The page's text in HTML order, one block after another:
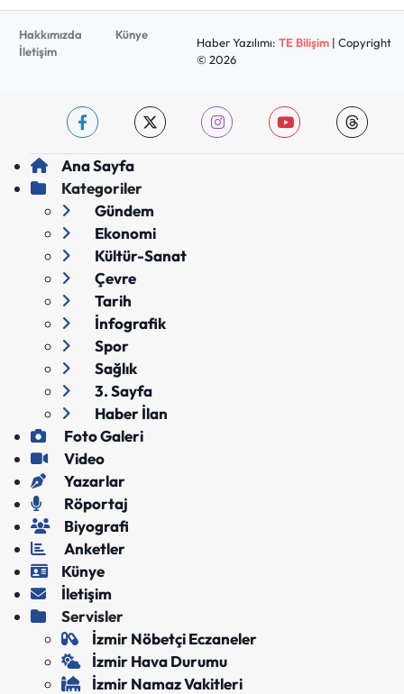
Hakkımızda
Künye
İletişim
Haber Yazılımı: TE Bilişim| Copyright
© 2026
Ana Sayfa
Kategoriler
Gündem
Ekonomi
Kültür-Sanat
Çevre
Tarih
İnfografik
Spor
Sağlık
3. Sayfa
Haber İlan
Foto Galeri
Video
Yazarlar
Röportaj
Biyografi
Anketler
Künye
İletişim
Servisler
İzmir Nöbetçi Eczaneler
İzmir Hava Durumu
İzmir Namaz Vakitleri